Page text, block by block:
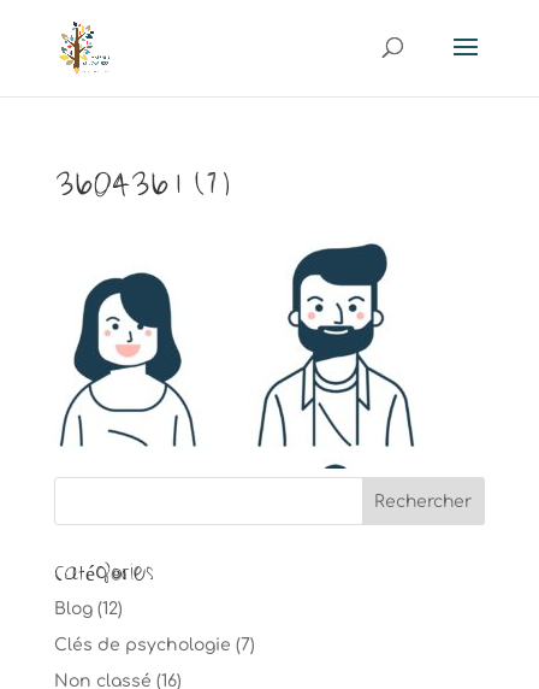
3604361 (7)
Catégories
Blog(12)
Clés de psychologie (7)
Non classé (16)